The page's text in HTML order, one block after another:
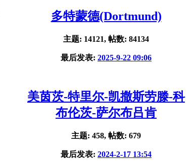
多特蒙德(Dortmund)
主题: 14121, 帖数: 84134
最后发表: 2025-9-22 09:06
美茵茨-特里尔-凯撒斯劳滕-科
布伦茨-萨尔布吕肯
主题: 458, 帖数: 679
最后发表: 2024-2-17 13:54